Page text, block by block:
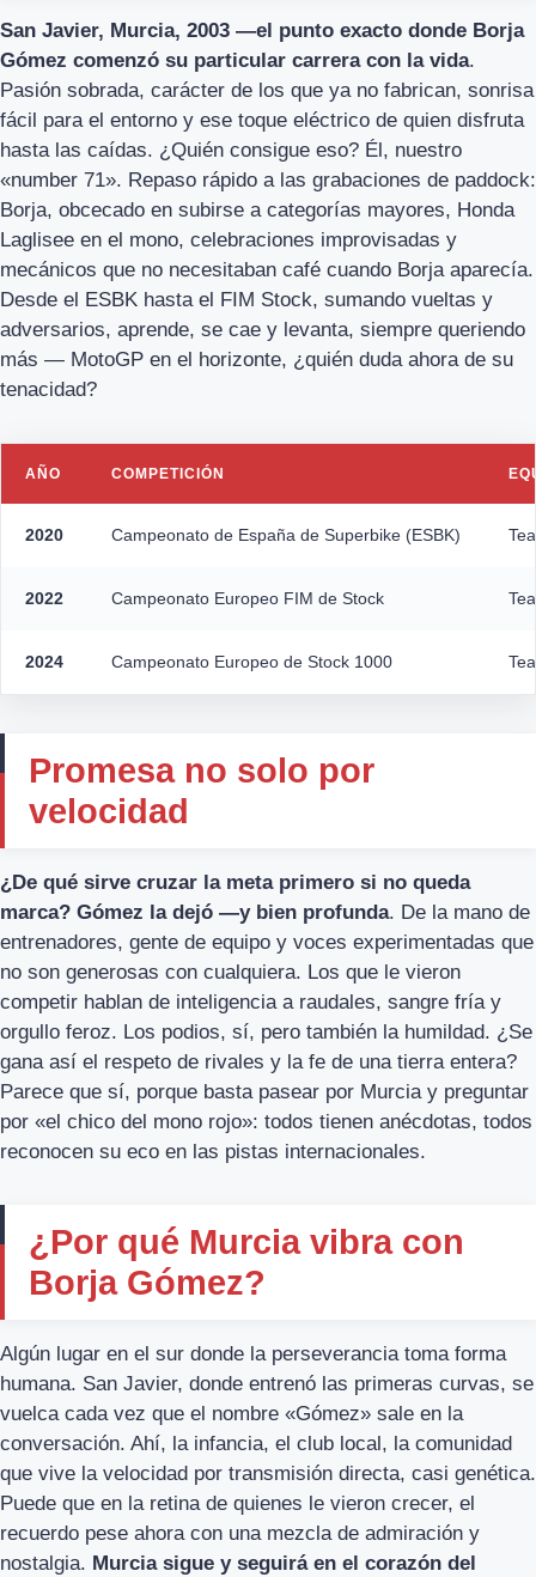
San Javier, Murcia, 2003 —el punto exacto donde Borja
Gómez comenzó su particular carrera con la vida.
Pasión sobrada, carácter de los que ya no fabrican, sonrisa
fácil para el entorno y ese toque eléctrico de quien disfruta
hasta las caídas. ¿Quién consigue eso? Él, nuestro
«number 71». Repaso rápido a las grabaciones de paddock:
Borja, obcecado en subirse a categorías mayores, Honda
Laglisee en el mono, celebraciones improvisadas y
mecánicos que no necesitaban café cuando Borja aparecía.
Desde el ESBK hasta el FIM Stock, sumando vueltas y
adversarios, aprende, se cae y levanta, siempre queriendo
más — MotoGP en el horizonte, ¿quién duda ahora de su
tenacidad?
AÑO COMPETICIÓN
2020 Campeonato de España de Superbike (ESBK)
2022 Campeonato Europeo FIM de Stock
2024 Campeonato Europeo de Stock 1000
Promesa no solo por
velocidad
¿De qué sirve cruzar la meta primero si no queda
marca? Gómez la dejó —y bien profunda. De la mano de
entrenadores, gente de equipo y voces experimentadas que
no son generosas con cualquiera. Los que le vieron
competir hablan de inteligencia a raudales, sangre fría y
orgullo feroz. Los podios, sí, pero también la humildad. ¿Se
gana así el respeto de rivales y la fe de una tierra entera?
Parece que sí, porque basta pasear por Murcia y preguntar
por «el chico del mono rojo»: todos tienen anécdotas, todos
reconocen su eco en las pistas internacionales.
¿Por qué Murcia vibra con
Borja Gómez?
Algún lugar en el sur donde la perseverancia toma forma
humana. San Javier, donde entrenó las primeras curvas, se
vuelca cada vez que el nombre «Gómez» sale en la
conversación. Ahí, la infancia, el club local, la comunidad
que vive la velocidad por transmisión directa, casi genética.
Puede que en la retina de quienes le vieron crecer, el
recuerdo pese ahora con una mezcla de admiración y
nostalgia. Murcia sigue y seguirá en el corazón del